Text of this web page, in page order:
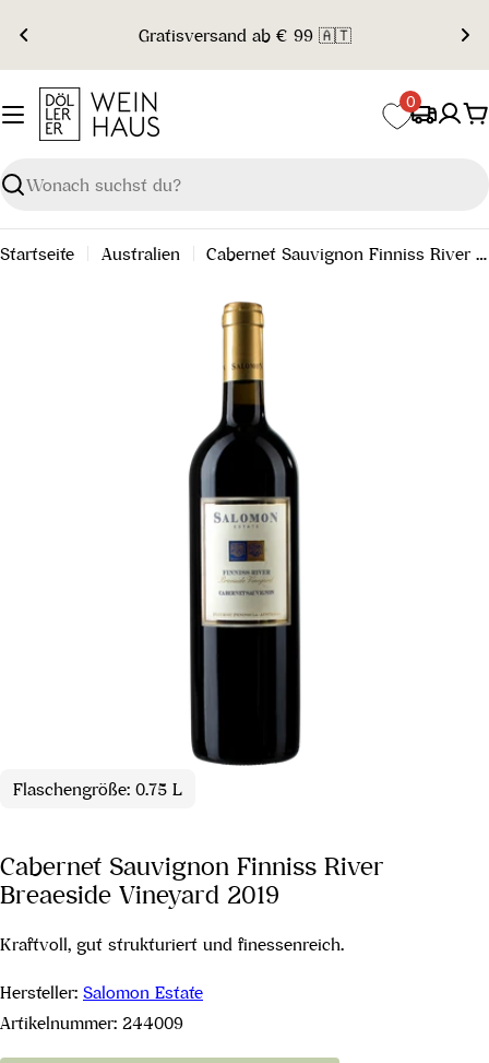
Inhalt
springen
Gratisversand ab € 99 🇦🇹
Suchen
0
Startseite Australien Cabernet Sauvignon Finniss River Breaeside Vineyard 2019
Flaschengröße: 0.75 L
Cabernet Sauvignon Finniss River
Breaeside Vineyard 2019
Kraftvoll, gut strukturiert und finessenreich.
Hersteller: Salomon Estate
Artikelnummer: 244009